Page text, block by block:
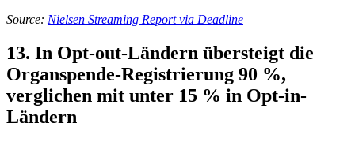
Source: Nielsen Streaming Report via Deadline
13. In Opt-out-Ländern übersteigt die
Organspende-Registrierung 90 %,
verglichen mit unter 15 % in Opt-in-
Ländern